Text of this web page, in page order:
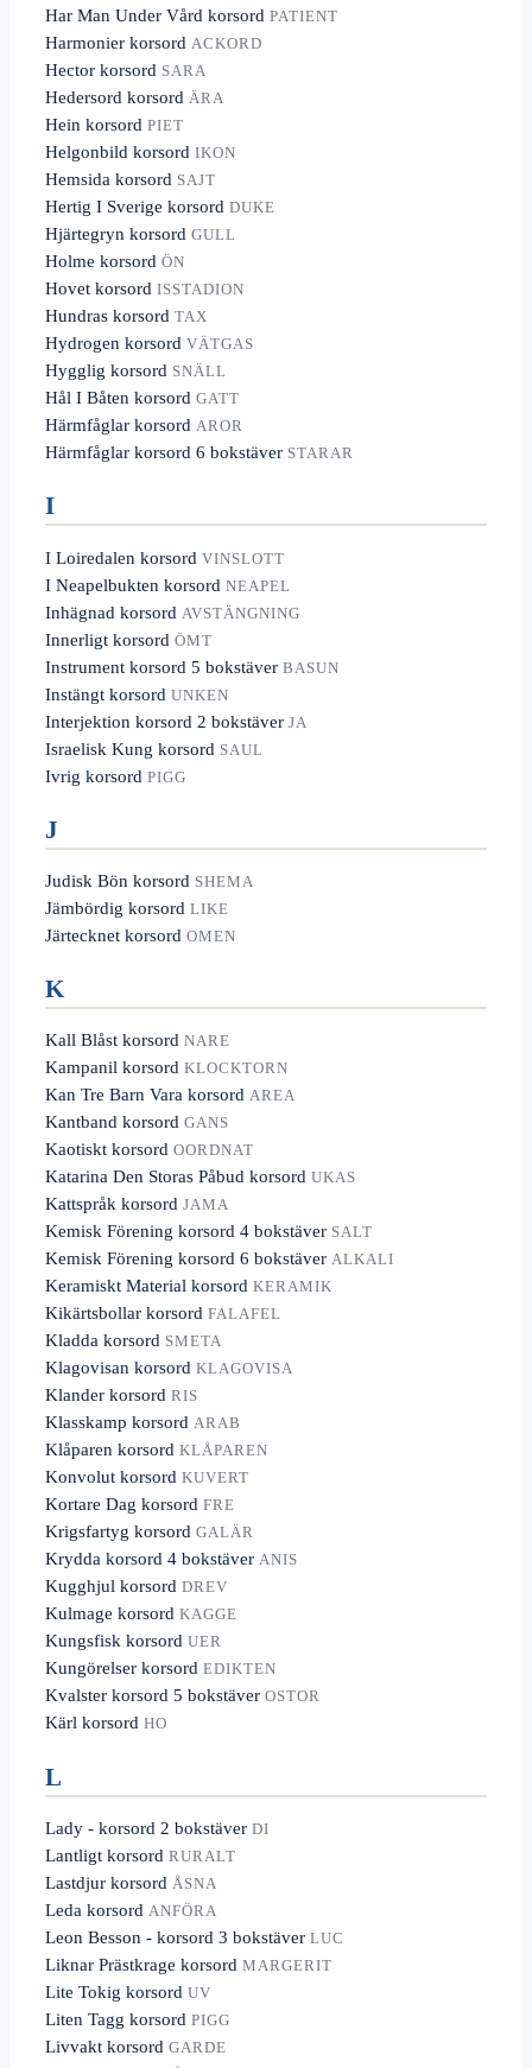
Har Man Under Vård korsord PATIENT
Harmonier korsord ACKORD
Hector korsord SARA
Hedersord korsord ÄRA
Hein korsord PIET
Helgonbild korsord IKON
Hemsida korsord SAJT
Hertig I Sverige korsord DUKE
Hjärtegryn korsord GULL
Holme korsord ÖN
Hovet korsord ISSTADION
Hundras korsord TAX
Hydrogen korsord VÄTGAS
Hygglig korsord SNÄLL
Hål I Båten korsord GATT
Härmfåglar korsord AROR
Härmfåglar korsord 6 bokstäver STARAR
I
I Loiredalen korsord VINSLOTT
I Neapelbukten korsord NEAPEL
Inhägnad korsord AVSTÄNGNING
Innerligt korsord ÖMT
Instrument korsord 5 bokstäver BASUN
Instängt korsord UNKEN
Interjektion korsord 2 bokstäver JA
Israelisk Kung korsord SAUL
Ivrig korsord PIGG
J
Judisk Bön korsord SHEMA
Jämbördig korsord LIKE
Järtecknet korsord OMEN
K
Kall Blåst korsord NARE
Kampanil korsord KLOCKTORN
Kan Tre Barn Vara korsord AREA
Kantband korsord GANS
Kaotiskt korsord OORDNAT
Katarina Den Storas Påbud korsord UKAS
Kattspråk korsord JAMA
Kemisk Förening korsord 4 bokstäver SALT
Kemisk Förening korsord 6 bokstäver ALKALI
Keramiskt Material korsord KERAMIK
Kikärtsbollar korsord FALAFEL
Kladda korsord SMETA
Klagovisan korsord KLAGOVISA
Klander korsord RIS
Klasskamp korsord ARAB
Klåparen korsord KLÅPAREN
Konvolut korsord KUVERT
Kortare Dag korsord FRE
Krigsfartyg korsord GALÄR
Krydda korsord 4 bokstäver ANIS
Kugghjul korsord DREV
Kulmage korsord KAGGE
Kungsfisk korsord UER
Kungörelser korsord EDIKTEN
Kvalster korsord 5 bokstäver OSTOR
Kärl korsord HO
L
Lady - korsord 2 bokstäver DI
Lantligt korsord RURALT
Lastdjur korsord ÅSNA
Leda korsord ANFÖRA
Leon Besson - korsord 3 bokstäver LUC
Liknar Prästkrage korsord MARGERIT
Lite Tokig korsord UV
Liten Tagg korsord PIGG
Livvakt korsord GARDE